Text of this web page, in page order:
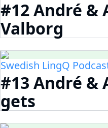
#12 André &
Valborg
Swedish LingQ
#13 André &
gets